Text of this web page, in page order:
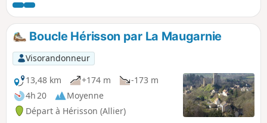
Boucle Hérisson par La Maugarnie
Visorandonneur
13,48 km
+174 m
-173 m
4h 20
Moyenne
Départ à Hérisson (Allier)